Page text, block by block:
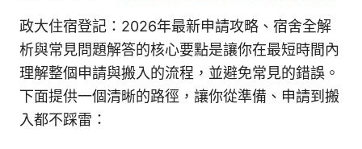
政大住宿登記：2026年最新申請攻略、宿舍全解
析與常見問題解答的核心要點是讓你在最短時間內
理解整個申請與搬入的流程，並避免常見的錯誤。
下面提供一個清晰的路徑，讓你從準備、申請到搬
入都不踩雷：